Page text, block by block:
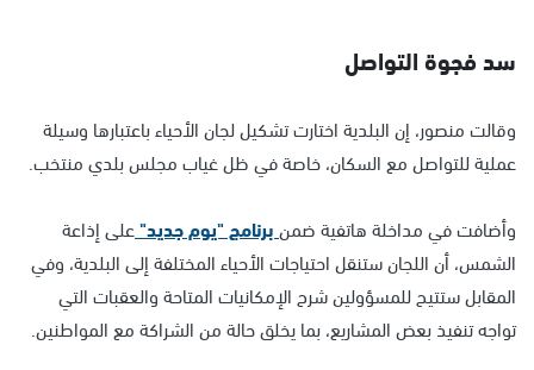
سد فجوة التواصل
وقالت منصور، إن البلدية اختارت تشكيل لجان الأحياء باعتبارها وسيلة
عملية للتواصل مع السكان، خاصة في ظل غياب مجلس بلدي منتخب.
وأضافت في مداخلة هاتفية ضمنبرنامج "يوم جديد"على إذاعة
الشمس، أن اللجان ستنقل احتياجات الأحياء المختلفة إلى البلدية، وفي
المقابل ستتيح للمسؤولين شرح الإمكانيات المتاحة والعقبات التي
تواجه تنفيذ بعض المشاريع، بما يخلق حالة من الشراكة مع المواطنين.